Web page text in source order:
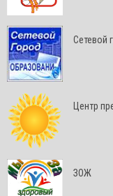
Сетевой
Центр
ЗОЖ